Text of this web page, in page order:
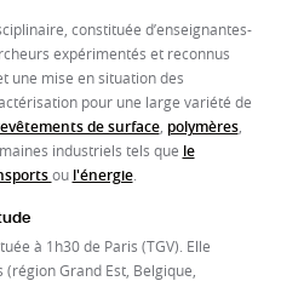
constituée d’enseignantes-
expérimentés et reconnus
une mise en situation des
pour une large variété de
de surface, polymères,
industriels tels que le
ou l'énergie.
à 1h30 de Paris (TGV). Elle
(région Grand Est, Belgique,